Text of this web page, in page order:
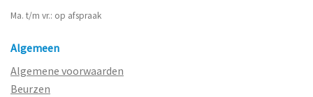
Ma. t/m vr.: op afspraak
Algemeen
Algemene voorwaarden
Beurzen